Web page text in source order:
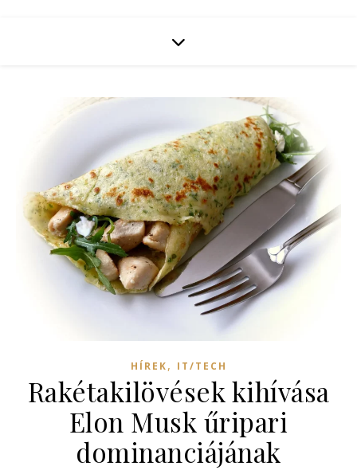
HÍREK, IT/TECH
Rakétakilövések kihívása
Elon Musk űripari
dominanciájának